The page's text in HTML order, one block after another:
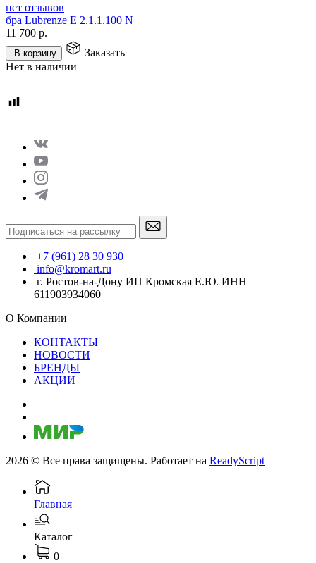
нет отзывов
бра Lubrenze E 2.1.1.100 N
11 700 р.
В корзину
Заказать
Нет в наличии
+7 (961) 28 30 930
info@kromart.ru
г. Ростов-на-Дону ИП Кромская Е.Ю. ИНН
611903934060
О Компании
КОНТАКТЫ
НОВОСТИ
БРЕНДЫ
АКЦИИ
2026 © Все права защищены. Работает на ReadyScript
Главная
Каталог
0